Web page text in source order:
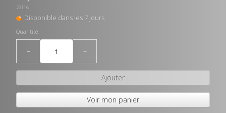
23116
Disponible dans les 7 jours
Quantité
− +
Ajouter
Voir mon panier